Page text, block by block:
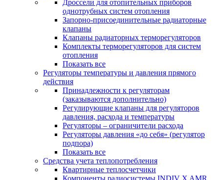
Дроссели для отопительных приборов
однотрубных систем отопления
Запорно-присоединительные радиаторные
клапаны
Клапаны радиаторных терморегуляторов
Комплекты терморегуляторов для систем
отопления
Показать все
Регуляторы температуры и давления прямого
действия
Принадлежности к регуляторам
(заказываются дополнительно)
Регулирующие клапаны для регуляторов
давления, расхода и температуры
Регуляторы – ограничители расхода
Регуляторы давления «до себя» (регулятор
подпора)
Показать все
Средства учета теплопотребления
Квартирные теплосчетчики
Компоненты радиосистемы INDIV X AMR